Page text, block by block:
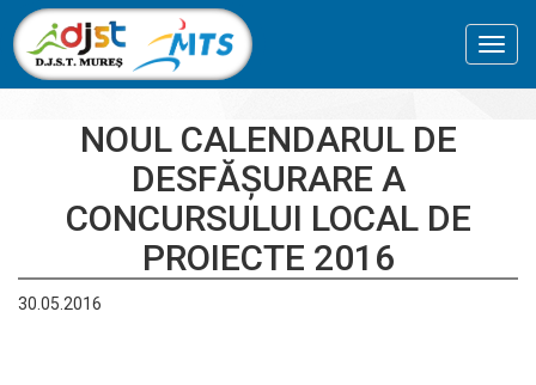
NOUL CALENDARUL DE
DESFĂȘURARE A
CONCURSULUI LOCAL DE
PROIECTE 2016
30.05.2016